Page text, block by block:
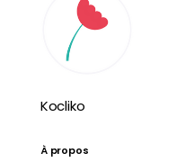
Kocliko
À propos